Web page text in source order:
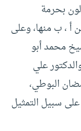
بحرمة
أ ، ب منها، وعلى
محمد أبو
علي
البوطي،
سبيل التمثيل